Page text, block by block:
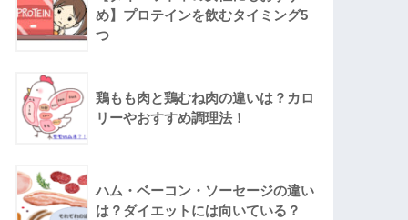
め】プロテインを飲むタイミング5
つ
鶏もも肉と鶏むね肉の違いは？カロ
リーやおすすめ調理法！
ハム・ベーコン・ソーセージの違い
は？ダイエットには向いている？